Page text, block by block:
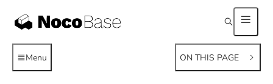
Menu ON THIS PAGE